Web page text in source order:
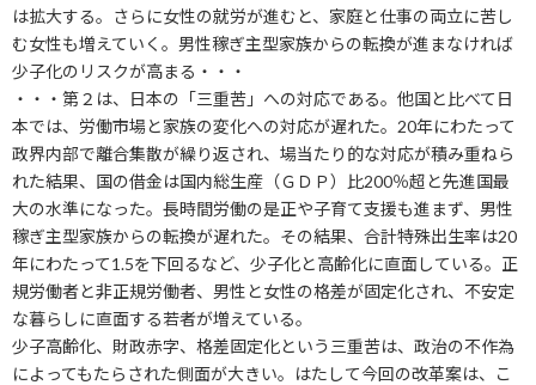
は拡大する。さらに女性の就労が進むと、家庭と仕事の両立に苦し
む女性も増えていく。男性稼ぎ主型家族からの転換が進まなければ
少子化のリスクが高まる・・・
・・・第２は、日本の「三重苦」への対応である。他国と比べて日
本では、労働市場と家族の変化への対応が遅れた。20年にわたって
政界内部で離合集散が繰り返され、場当たり的な対応が積み重ねら
れた結果、国の借金は国内総生産（ＧＤＰ）比200％超と先進国最
大の水準になった。長時間労働の是正や子育て支援も進まず、男性
稼ぎ主型家族からの転換が遅れた。その結果、合計特殊出生率は20
年にわたって1.5を下回るなど、少子化と高齢化に直面している。正
規労働者と非正規労働者、男性と女性の格差が固定化され、不安定
な暮らしに直面する若者が増えている。
少子高齢化、財政赤字、格差固定化という三重苦は、政治の不作為
によってもたらされた側面が大きい。はたして今回の改革案は、こ